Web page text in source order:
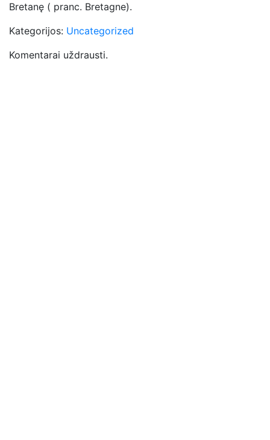
Bretanę ( pranc. Bretagne).
Kategorijos: Uncategorized
Komentarai uždrausti.